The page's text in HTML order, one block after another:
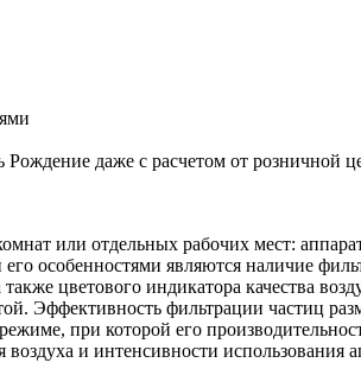
даже с расчетом от розничной
или отдельных рабочих мест:
особенностями являются наличие
цветового индикатора качества
Эффективность фильтрации частиц
при которой его
и интенсивности использования